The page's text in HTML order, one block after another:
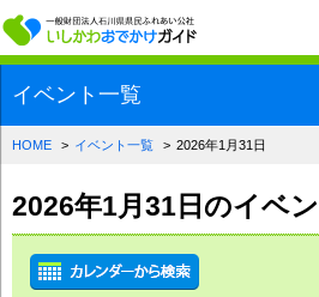
一般
イベント一覧
HOME イベント一覧 2026年1月31日
2026年1月31日のイベ